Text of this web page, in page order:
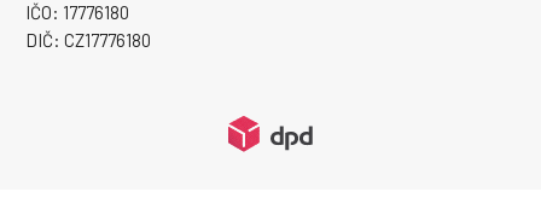
IČO: 17776180
DIČ: CZ17776180